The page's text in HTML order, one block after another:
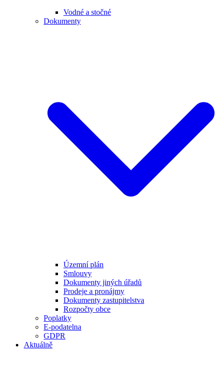
Vodné a stočné
Dokumenty
Územní plán
Smlouvy
Dokumenty jiných úřadů
Prodeje a pronájmy
Dokumenty zastupitelstva
Rozpočty obce
Poplatky
E-podatelna
GDPR
Aktuálně